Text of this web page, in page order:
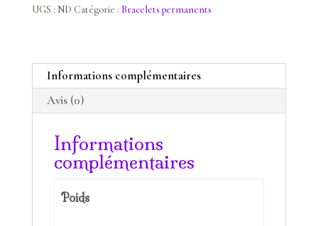
fossilisé
UGS : ND Catégorie : Bracelets permanents
Informations complémentaires
Avis (0)
Informations
complémentaires
Poids